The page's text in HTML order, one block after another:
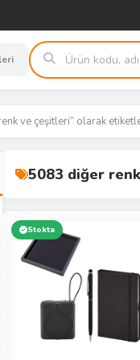
ve çeşitleri” olarak
5083 diğer
Stokta